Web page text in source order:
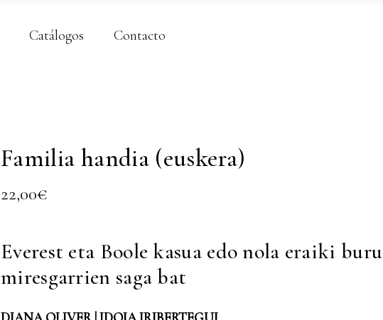
Catálogos Contacto
Familia handia (euskera)
22,00€
Everest eta Boole kasua edo nola eraiki buru
miresgarrien saga bat